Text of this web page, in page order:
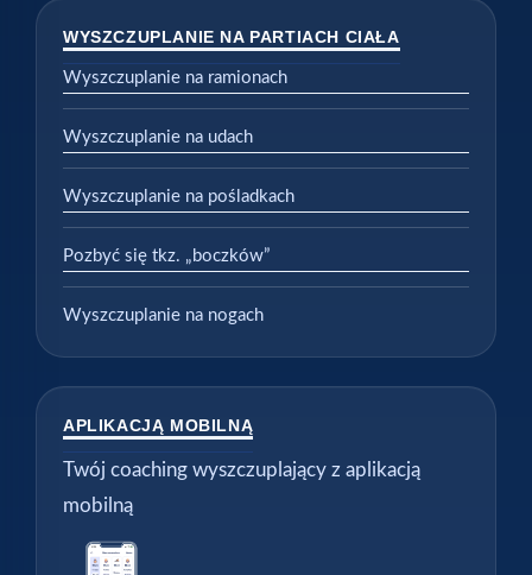
WYSZCZUPLANIE NA PARTIACH CIAŁA
Wyszczuplanie na ramionach
Wyszczuplanie na udach
Wyszczuplanie na pośladkach
Pozbyć się tkz. „boczków”
Wyszczuplanie na nogach
APLIKACJĄ MOBILNĄ
Twój coaching wyszczuplający z aplikacją
mobilną